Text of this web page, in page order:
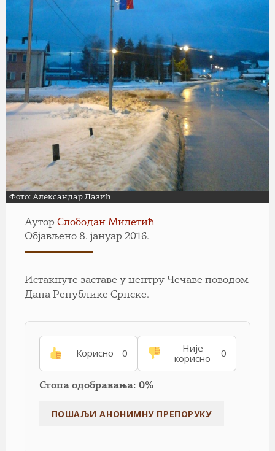
Фото: Александар Лазић
Аутор Слободан Милетић
Објављено 8. јануар 2016.
Истакнуте заставе у центру Чечаве поводом
Дана Републике Српске.
Корисно 0
Није
корисно
0
Стопа одобравања: 0%